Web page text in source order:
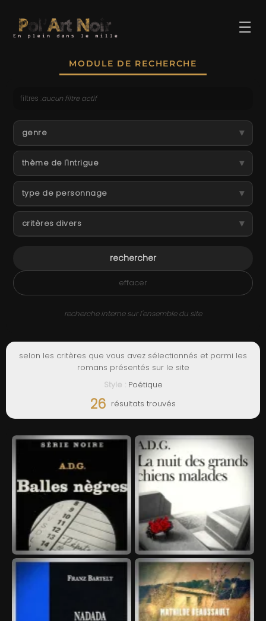
☰
ACCUEIL
TROMBINO
INDEX
RECHERCHE
BLOG
LIENS & FESTIVALS
ADMIN
MODULE DE RECHERCHE
filtres :aucun filtre actif
genre ▾
thème de l'intrigue ▾
type de personnage ▾
critères divers ▾
effacer
recherche interne sur l'ensemble du site
selon les critères que vous avez sélectionnés et parmi les
romans présentés sur le site
Style :Poétique
26 résultats trouvés